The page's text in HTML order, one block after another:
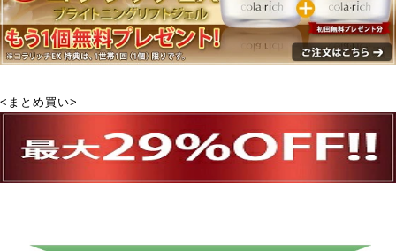
<まとめ買い>